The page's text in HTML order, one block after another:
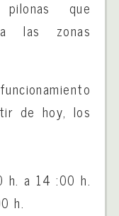
que
las zonas
de hoy, los
h. a 14 :00 h.
h.